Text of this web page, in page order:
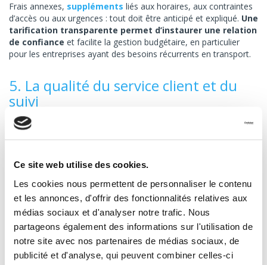
Ce site web utilise des cookies.
Les cookies nous permettent de personnaliser le contenu
et les annonces, d'offrir des fonctionnalités relatives aux
médias sociaux et d'analyser notre trafic. Nous
partageons également des informations sur l'utilisation de
notre site avec nos partenaires de médias sociaux, de
publicité et d'analyse, qui peuvent combiner celles-ci
Frais annexes, suppléments liés aux horaires, aux contraintes
d’accès ou aux urgences : tout doit être anticipé et expliqué. Une
tarification transparente permet d’instaurer une relation
de confiance et facilite la gestion budgétaire, en particulier
pour les entreprises ayant des besoins récurrents en transport.
5. La qualité du service client et du
suivi
Le transport routier ne se limite pas au déplacement d’une
marchandise d’un point A à un point B. La qualité du service
transporteur doit être facilement joignable, disponible et à
Un suivi rigoureux des colis est également indispensable pour
offrir une expérience optimale à vos clients. Traçabilité en temps
réel, notifications et preuves de livraison sont autant d'éléments
qui renforcent la sécurité et la confiance. Par ailleurs, en cas de
difficulté,une communication proactive permet
d’anticiper les impacts et de prendre rapidement les